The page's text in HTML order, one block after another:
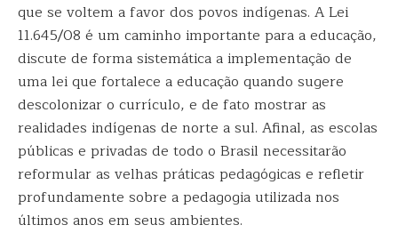
que se voltem a favor dos povos indígenas. A Lei
11.645/08 é um caminho importante para a educação,
discute de forma sistemática a implementação de
uma lei que fortalece a educação quando sugere
descolonizar o currículo, e de fato mostrar as
realidades indígenas de norte a sul. Afinal, as escolas
públicas e privadas de todo o Brasil necessitarão
reformular as velhas práticas pedagógicas e refletir
profundamente sobre a pedagogia utilizada nos
últimos anos em seus ambientes.